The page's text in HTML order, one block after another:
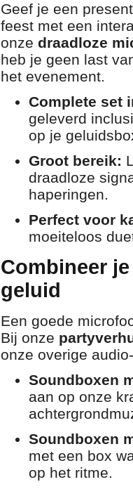
Geef je een
feest met een
onze draadloze
heb je geen last
het evenement.
Complete set
geleverd
op je
Groot bereik:
draadloze
haperingen.
Perfect voor
moeiteloos
Combineer
geluid
Een goede
Bij onze
onze overige
Soundboxen
aan op onze
Soundboxen
met een box
op het ritme.